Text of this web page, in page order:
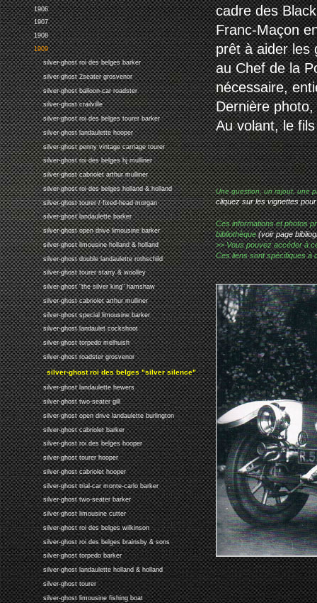
1906
1907
1908
1909
silver-ghost roi des belges barker
silver-ghost 2seater grosvenor
silver-ghost balloon-car roadster
silver-ghost crailville
silver-ghost roi des belges tourer barker
silver-ghost landaulette hooper
silver-ghost penny vintage carriage tourer
silver-ghost roi des belges hj mulliner
silver-ghost cabriolet arthur mulliner
silver-ghost roi des belges holland & holland
silver-ghost tourer / fixed-head morgan
silver-ghost landaulette barker
silver-ghost open drive limousine barker
silver-ghost limousine holland & holland
silver-ghost double landaulette rothschild
silver-ghost tourer starry & woolley
silver-ghost "the silver king" hamshaw
silver-ghost cabriolet arthur mulliner
silver-ghost special limousine barker
silver-ghost landaulet cockshoot
silver-ghost torpedo melhuish
silver-ghost roadster grosvenor
silver-ghost roi des belges "silver silence"
silver-ghost landaulette hewers
silver-ghost two-seater gill
silver-ghost open drive landaulette burlington
silver-ghost cabriolet barker
silver-ghost roi des belges hooper
silver-ghost tourer hooper
silver-ghost cabriolet hooper
silver-ghost trial-car monte-carlo barker
silver-ghost two-seater barker
silver-ghost limousine cutter
silver-ghost roi des belges wilkinson
silver-ghost roi des belges brainsby & sons
silver-ghost torpedo barker
silver-ghost landaulette holland & holland
silver-ghost tourer
silver-ghost limousine fishing boat
cadre des
Franc-Maçon
prêt à aider les
au Chef de la
nécessaire,
Dernière
Au volant, le
Une question, un rajout, une
cliquez sur les vignettes
Ces informations et photos
bibliothèque(voir page
>> Vous pouvez accéder à
Ces liens sont spécifiques à